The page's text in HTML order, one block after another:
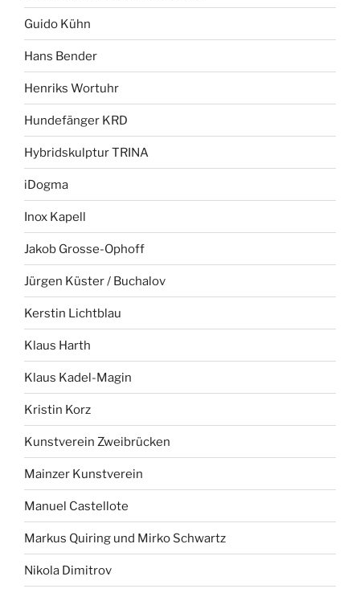
Guido Kühn
Hans Bender
Henriks Wortuhr
Hundefänger KRD
Hybridskulptur TRINA
iDogma
Inox Kapell
Jakob Grosse-Ophoff
Jürgen Küster / Buchalov
Kerstin Lichtblau
Klaus Harth
Klaus Kadel-Magin
Kristin Korz
Kunstverein Zweibrücken
Mainzer Kunstverein
Manuel Castellote
Markus Quiring und Mirko Schwartz
Nikola Dimitrov